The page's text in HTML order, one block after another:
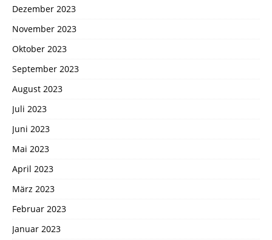
Dezember 2023
November 2023
Oktober 2023
September 2023
August 2023
Juli 2023
Juni 2023
Mai 2023
April 2023
März 2023
Februar 2023
Januar 2023